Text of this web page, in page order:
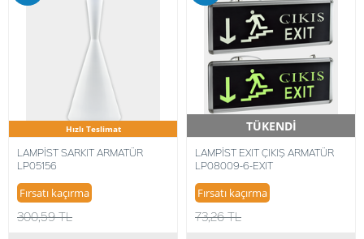
Hızlı Teslimat
LAMPİST SARKIT ARMATÜR
LP05156
Fırsatı kaçırma
300,59 TL
TÜKENDİ
Hızlı Teslimat
LAMPİST EXIT ÇIKIŞ ARMATÜR
LP08009-6-EXIT
Fırsatı kaçırma
73,26 TL